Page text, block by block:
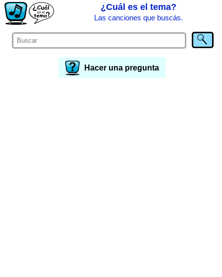
¿Cuál es el tema?
Las canciones que buscás.
Hacer una pregunta